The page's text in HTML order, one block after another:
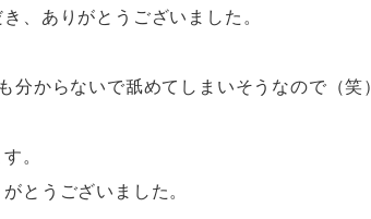
、ありがとうございました。
からないで舐めてしまいそうなので（笑）
。
とうございました。